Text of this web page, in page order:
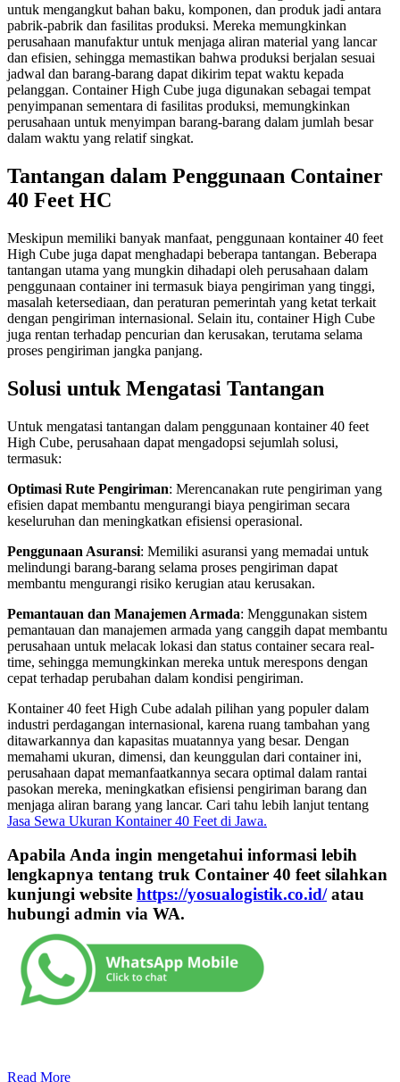
untuk mengangkut bahan baku, komponen, dan produk jadi antara
pabrik-pabrik dan fasilitas produksi. Mereka memungkinkan
perusahaan manufaktur untuk menjaga aliran material yang lancar
dan efisien, sehingga memastikan bahwa produksi berjalan sesuai
jadwal dan barang-barang dapat dikirim tepat waktu kepada
pelanggan. Container High Cube juga digunakan sebagai tempat
penyimpanan sementara di fasilitas produksi, memungkinkan
perusahaan untuk menyimpan barang-barang dalam jumlah besar
dalam waktu yang relatif singkat.
Tantangan dalam Penggunaan Container
40 Feet HC
Meskipun memiliki banyak manfaat, penggunaan kontainer 40 feet
High Cube juga dapat menghadapi beberapa tantangan. Beberapa
tantangan utama yang mungkin dihadapi oleh perusahaan dalam
penggunaan container ini termasuk biaya pengiriman yang tinggi,
masalah ketersediaan, dan peraturan pemerintah yang ketat terkait
dengan pengiriman internasional. Selain itu, container High Cube
juga rentan terhadap pencurian dan kerusakan, terutama selama
proses pengiriman jangka panjang.
Solusi untuk Mengatasi Tantangan
Untuk mengatasi tantangan dalam penggunaan kontainer 40 feet
High Cube, perusahaan dapat mengadopsi sejumlah solusi,
termasuk:
Optimasi Rute Pengiriman: Merencanakan rute pengiriman yang
efisien dapat membantu mengurangi biaya pengiriman secara
keseluruhan dan meningkatkan efisiensi operasional.
Penggunaan Asuransi: Memiliki asuransi yang memadai untuk
melindungi barang-barang selama proses pengiriman dapat
membantu mengurangi risiko kerugian atau kerusakan.
Pemantauan dan Manajemen Armada: Menggunakan sistem
pemantauan dan manajemen armada yang canggih dapat membantu
perusahaan untuk melacak lokasi dan status container secara real-
time, sehingga memungkinkan mereka untuk merespons dengan
cepat terhadap perubahan dalam kondisi pengiriman.
Kontainer 40 feet High Cube adalah pilihan yang populer dalam
industri perdagangan internasional, karena ruang tambahan yang
ditawarkannya dan kapasitas muatannya yang besar. Dengan
memahami ukuran, dimensi, dan keunggulan dari container ini,
perusahaan dapat memanfaatkannya secara optimal dalam rantai
pasokan mereka, meningkatkan efisiensi pengiriman barang dan
menjaga aliran barang yang lancar. Cari tahu lebih lanjut tentang
Jasa Sewa Ukuran Kontainer 40 Feet di Jawa.
Apabila Anda ingin mengetahui informasi lebih
lengkapnya tentang truk Container 40 feetsilahkan
kunjungi website https://yosualogistik.co.id/atau
hubungi admin via WA.
Read More